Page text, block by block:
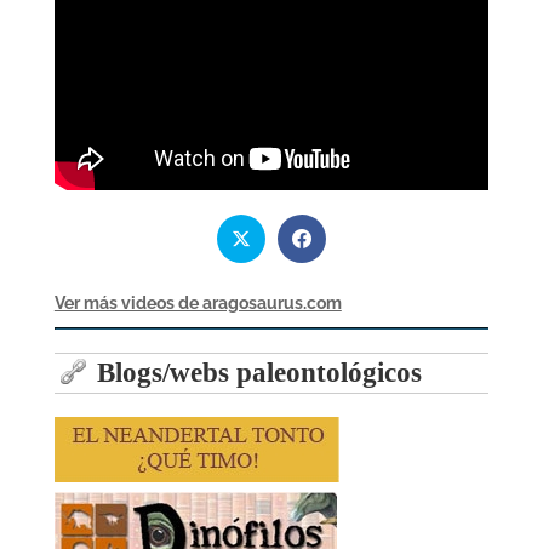
Ver más videos de aragosaurus.com
Blogs/webs paleontológicos